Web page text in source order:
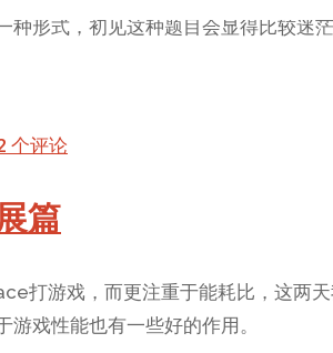
种形式，初见这种题目会显得比较迷
个评论
篇
打游戏，而更注重于能耗比，这两
戏性能也有一些好的作用。